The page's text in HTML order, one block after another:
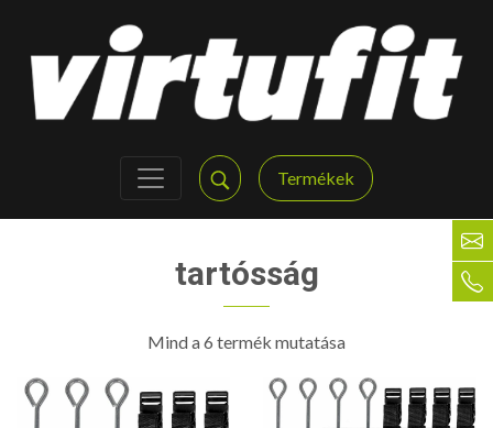
Termékek
tartósság
Mind a 6 termék mutatása